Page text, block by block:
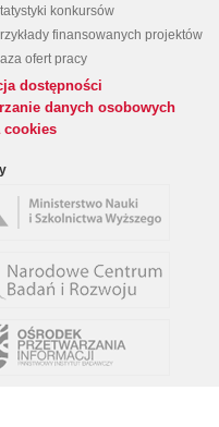
konkursów
finansowanych projektów
ofert pracy
dostępności
danych osobowych
cookies